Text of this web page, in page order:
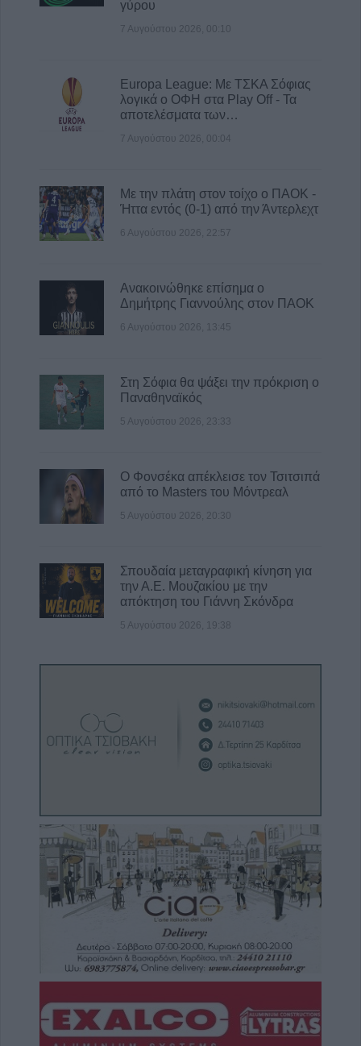
κτηνοτρόφων που επλήγησαν από
6 Αυγούστου 2026, 15:26
Προγραμματισμένες διακοπές
ηλεκτροδότησης την Παρασκευή (7/8) σε
Ιτέα, Άγιο Γεώργιο, Γεώργιο Καραϊσκάκη,
γύρου
7 Αυγούστου 2026, 00:10
Europa League: Με ΤΣΚΑ Σόφιας
λογικά ο ΟΦΗ στα Play Off - Τα
αποτελέσματα των…
7 Αυγούστου 2026, 00:04
Με την πλάτη στον τοίχο ο ΠΑΟΚ -
Ήττα εντός (0-1) από την Άντερλεχτ
6 Αυγούστου 2026, 22:57
Ανακοινώθηκε επίσημα ο
Δημήτρης Γιαννούλης στον ΠΑΟΚ
6 Αυγούστου 2026, 13:45
Στη Σόφια θα ψάξει την πρόκριση ο
Παναθηναϊκός
5 Αυγούστου 2026, 23:33
Ο Φονσέκα απέκλεισε τον Τσιτσιπά
από το Masters του Μόντρεαλ
5 Αυγούστου 2026, 20:30
Σπουδαία μεταγραφική κίνηση για
την Α.Ε. Μουζακίου με την
απόκτηση του Γιάννη Σκόνδρα
5 Αυγούστου 2026, 19:38